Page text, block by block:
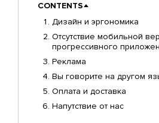
CONTENTS
Дизайн и эргономика
Отсутствие мобильной
прогрессивного
Реклама
Вы говорите на другом
Оплата и доставка
Напутствие от нас